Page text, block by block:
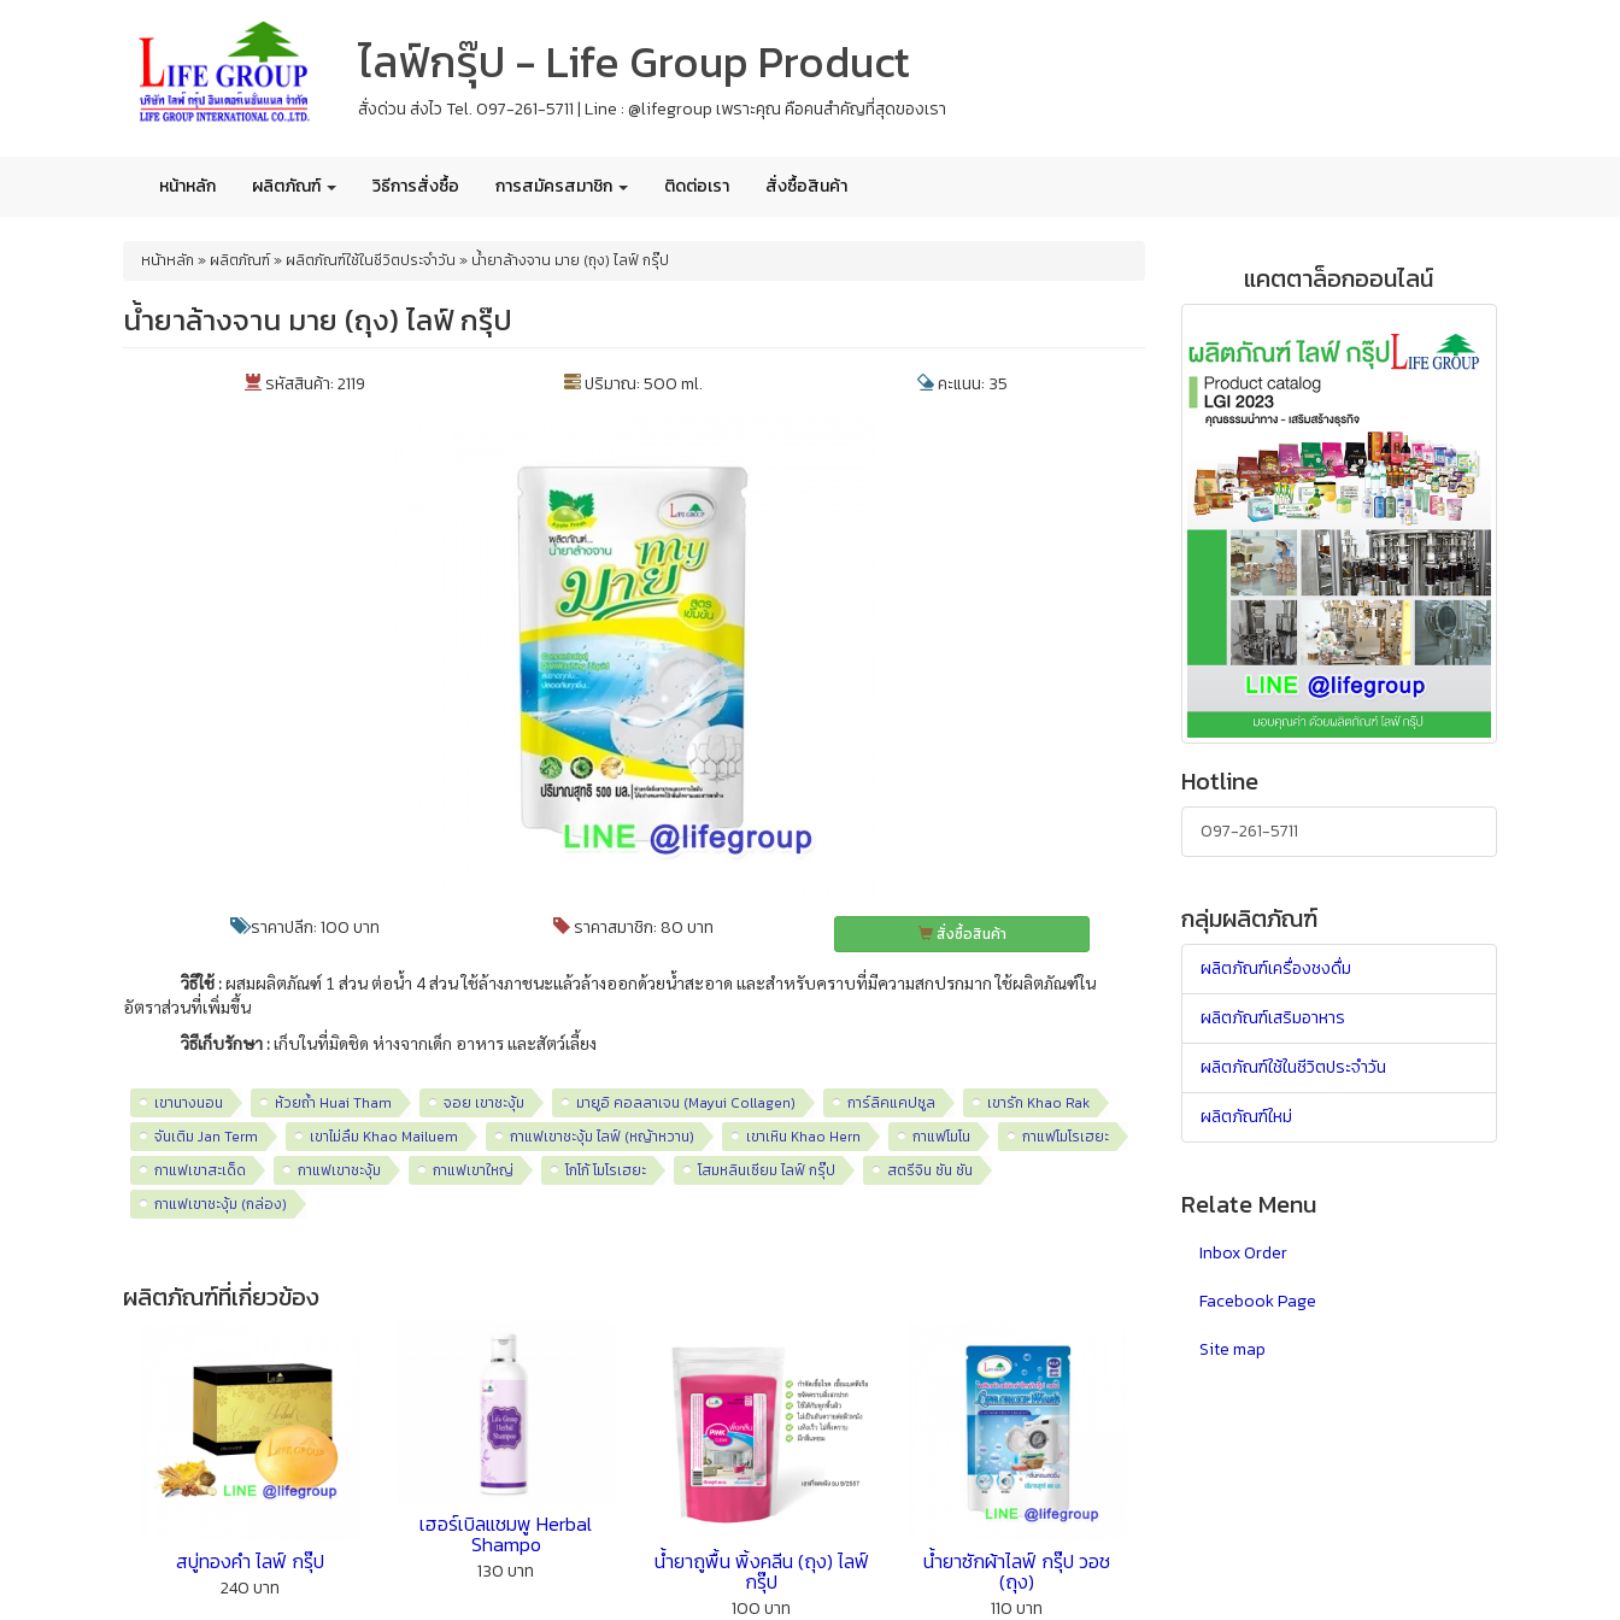
ไลฟ์กรุ๊ป - Life Group Product
สั่งด่วน ส่งไว Tel. 097-261-5711 | Line : @lifegroup เพราะคุณ คือคนสำคัญที่สุดของเรา
หน้าหลัก ผลิตภัณฑ์ วิธีการสั่งซื้อ การสมัครสมาชิก ติดต่อเรา สั่งซื้อสินค้า
You
here
หน้าหลัก » ผลิตภัณฑ์» ผลิตภัณฑ์ใช้ในชีวิตประจำวัน » น้ำยาล้างจาน มาย (ถุง) ไลฟ์ กรุ๊ป
น้ำยาล้างจาน มาย (ถุง) ไลฟ์ กรุ๊ป
รหัสสินค้า: 2119 ปริมาณ: 500 ml. คะแนน: 35
ราคาปลีก: 100 บาท ราคาสมาชิก: 80 บาท สั่งซื้อสินค้า
วิธีใช้ :ผสมผลิตภัณฑ์ 1 ส่วน ต่อน้ำ 4 ส่วน ใช้ล้างภาชนะแล้วล้างออกด้วยน้ำสะอาด และสำหรับคราบที่มีความสกปรกมาก ใช้ผลิตภัณฑ์ใน
อัตราส่วนที่เพิ่มขึ้น
วิธีเก็บรักษา :เก็บในที่มิดชิด ห่างจากเด็ก อาหาร และสัตว์เลี้ยง
เขานางนอน ห้วยถ้ำ Huai Tham จอย เขาชะงุ้ม มายูอิ คอลลาเจน (Mayui Collagen) การ์ลิคแคปซูล
เขารัก Khao Rak
จันเติม Jan Term
เขาไม่ลืม Khao Mailuem กาแฟเขาชะงุ้ม ไลฟ์ (หญ้าหวาน) เขาเหิน Khao Hern กาแฟโมโน
กาแฟโมโรเฮยะ
กาแฟเขาสะเด็ด
กาแฟเขาชะงุ้ม กาแฟเขาใหญ่ โกโก้ โมโรเฮยะ โสมหลินเซียม ไลฟ์ กรุ๊ป
สตรีจิน ซัน ซัน
กาแฟเขาชะงุ้ม (กล่อง)
ผลิตภัณฑ์ที่เกี่ยวข้อง
สบู่ทองคำ ไลฟ์ กรุ๊ป
240 บาท
เฮอร์เบิลแชมพู Herbal
Shampo
130 บาท น้ำยาถูพื้น พิ้งคลีน (ถุง) ไลฟ์
กรุ๊ป
100 บาท
น้ำยาซักผ้าไลฟ์ กรุ๊ป วอช
(ถุง)
110 บาท
แคตตาล็อกออนไลน์
Hotline
097-261-5711
กลุ่มผลิตภัณฑ์
ผลิตภัณฑ์เครื่องชงดื่ม
ผลิตภัณฑ์เสริมอาหาร
ผลิตภัณฑ์ใช้ในชีวิตประจำวัน
ผลิตภัณฑ์ใหม่
Relate Menu
Inbox Order
Facebook Page
Site map